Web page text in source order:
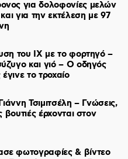
για δολοφονίες μελών
για την εκτέλεση με 97
του ΙΧ με το φορτηγό –
και γιό – Ο οδηγός
το τροχαίο
Τσιμιτσέλη – Γνώσεις,
βουτιές έρχονται στον
φωτογραφίες & βίντεο